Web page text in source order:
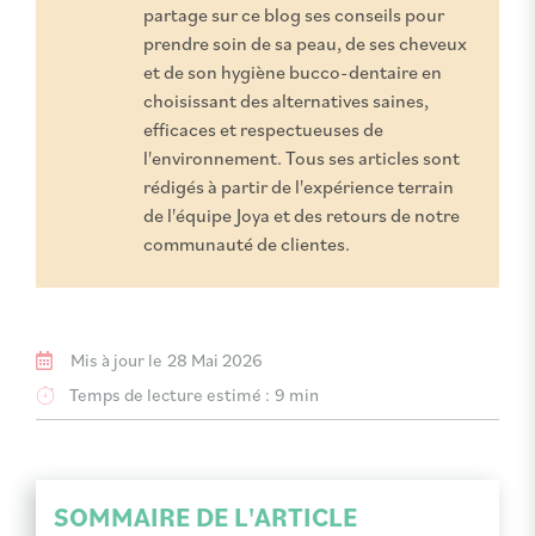
partage sur ce blog ses conseils pour
prendre soin de sa peau, de ses cheveux
et de son hygiène bucco-dentaire en
choisissant des alternatives saines,
efficaces et respectueuses de
l'environnement. Tous ses articles sont
rédigés à partir de l'expérience terrain
de l'équipe Joya et des retours de notre
communauté de clientes.
Mis à jour le 28 Mai 2026
Temps de lecture estimé : 9 min
SOMMAIRE DE L'ARTICLE